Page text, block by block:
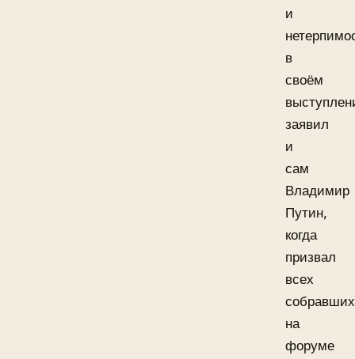
и
в
своём
заявил
и
сам
Владимир
Путин,
когда
призвал
всех
на
форуме